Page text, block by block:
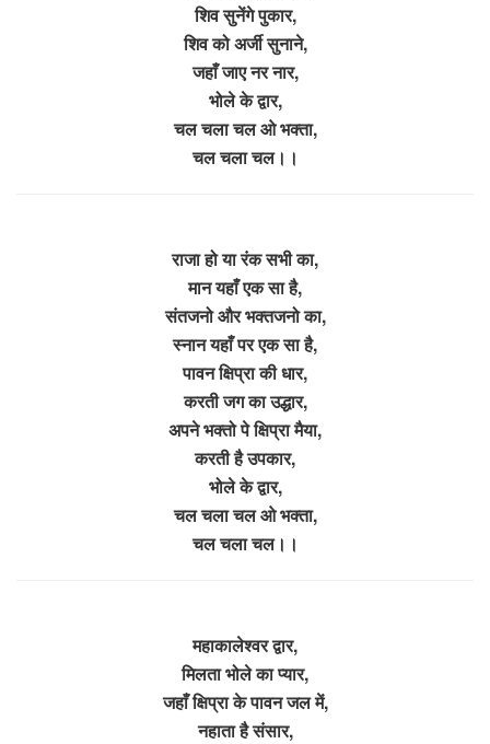
शिव सुनेंगे पुकार,
शिव को अर्जी सुनाने,
जहाँ जाए नर नार,
भोले के द्वार,
चल चला चल ओ भक्ता,
चल चला चल।।
राजा हो या रंक सभी का,
मान यहाँ एक सा है,
संतजनो और भक्तजनो का,
स्नान यहाँ पर एक सा है,
पावन क्षिप्रा की धार,
करती जग का उद्धार,
अपने भक्तो पे क्षिप्रा मैया,
करती है उपकार,
भोले के द्वार,
चल चला चल ओ भक्ता,
चल चला चल।।
महाकालेश्वर द्वार,
मिलता भोले का प्यार,
जहाँ क्षिप्रा के पावन जल में,
नहाता है संसार,